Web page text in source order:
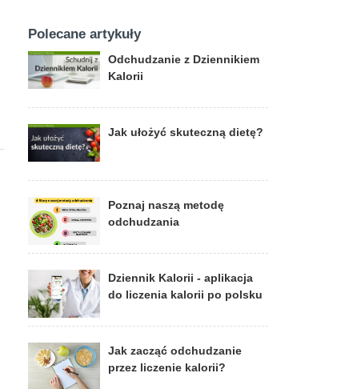
Polecane artykuły
Odchudzanie z Dziennikiem
Kalorii
Jak ułożyć skuteczną dietę?
Poznaj naszą metodę
odchudzania
Dziennik Kalorii - aplikacja
do liczenia kalorii po polsku
Jak zacząć odchudzanie
przez liczenie kalorii?